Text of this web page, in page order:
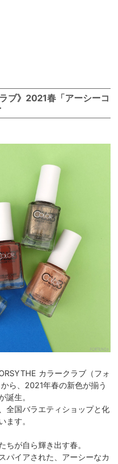
ブ》2021春「アーシーコ
カラークラブ（フォ
ら、2021年春の新色が揃う
誕生。
全国バラエティショップと化
ます。
ちが自ら輝き出す春。
パイアされた、アーシーなカ